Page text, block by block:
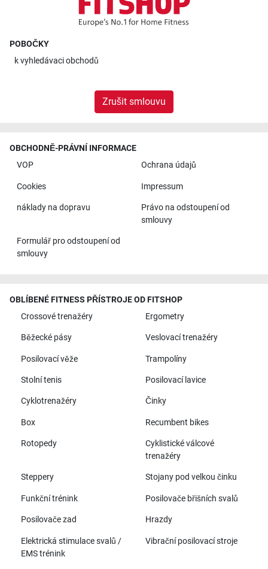
POBOČKY
kvyhledávaci obchodů
Zrušit smlouvu
OBCHODNĚ-PRÁVNÍ INFORMACE
VOP
Ochrana údajů
Cookies Impressum
náklady na dopravu
Právo na odstoupení od
smlouvy
Formulář pro odstoupení od
smlouvy
OBLÍBENÉ FITNESS PŘÍSTROJE OD FITSHOP
Crossové trenažéry
Ergometry
Běžecké pásy Veslovací trenažéry
Posilovací věže Trampolíny
Stolní tenis Posilovací lavice
Cyklotrenažéry Činky
Box Recumbent bikes
Rotopedy
Cyklistické válcové
trenažéry
Steppery Stojany pod velkou činku
Funkční trénink Posilovače břišních svalů
Posilovače zad Hrazdy
Elektrická stimulace svalů /
EMS trénink
Vibrační posilovací stroje